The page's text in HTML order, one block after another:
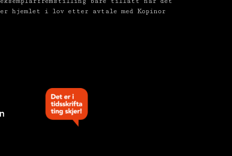
er hjemlet i lov etter avtale med Kopinor